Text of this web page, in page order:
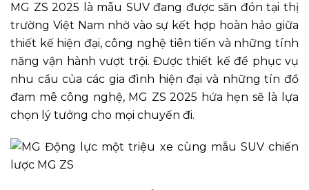
MG ZS 2025 là mẫu SUV đang được săn đón tại thị
trường Việt Nam nhờ vào sự kết hợp hoàn hảo giữa
thiết kế hiện đại, công nghệ tiên tiến và những tính
năng vận hành vượt trội. Được thiết kế để phục vụ
nhu cầu của các gia đình hiện đại và những tín đồ
đam mê công nghệ, MG ZS 2025 hứa hẹn sẽ là lựa
chọn lý tưởng cho mọi chuyến đi.